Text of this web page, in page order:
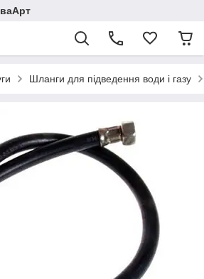
Шланги для підведення води і газу